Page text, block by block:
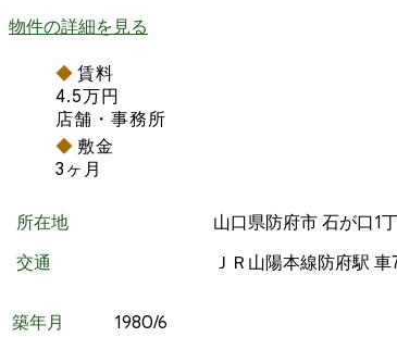
物件の詳細を見る
賃料
4.5万円
店舗・事務所
敷金
3ヶ月
所在地
山口県防府市 石が口1
交通
ＪＲ山陽本線防府駅 車
築年月 1980/6